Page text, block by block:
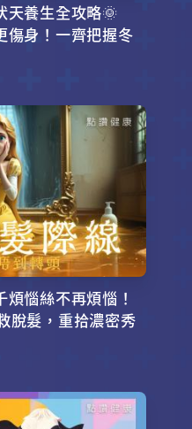
天養生全攻略🌞
傷身！一齊把握冬
煩惱絲不再煩惱！
脫髮，重拾濃密秀